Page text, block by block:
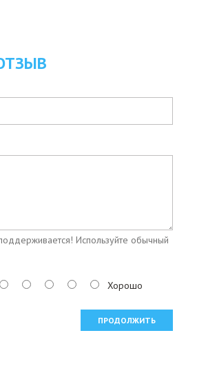
Используйте обычный
Хорошо
ПРОДОЛЖИТЬ